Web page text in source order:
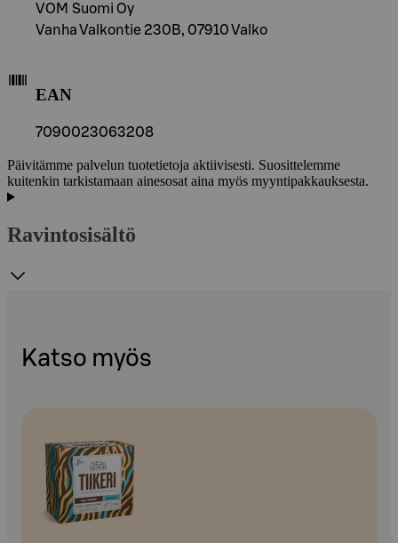
VOM Suomi Oy
Vanha Valkontie 230B, 07910 Valko
EAN
7090023063208
Päivitämme palvelun tuotetietoja aktiivisesti. Suosittelemme
kuitenkin tarkistamaan ainesosat aina myös myyntipakkauksesta.
Ravintosisältö
Katso myös